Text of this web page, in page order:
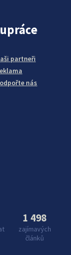
partneři
nás
1 498
zajímavých
článků